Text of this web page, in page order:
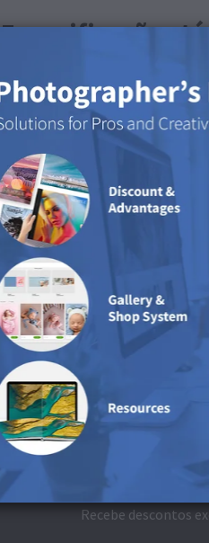
Especificações
Material: Polilinho (95%
Dimensões: 48 x 38 cm
Processo de produção:
Conselhos de
Lavável até 30 °C.
Recebe descontos